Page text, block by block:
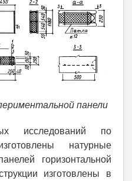
панели
исследований по
натурные
горизонтальной
изготовлены в